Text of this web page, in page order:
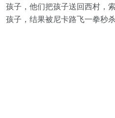
孩子，他们把孩子送回西村，
孩子，结果被尼卡路飞一拳秒杀